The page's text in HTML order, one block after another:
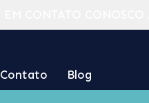
Contato Blog